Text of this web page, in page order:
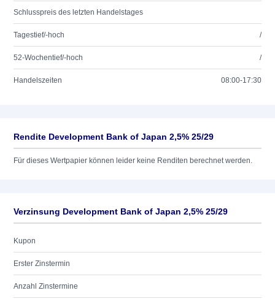
Schlusspreis des letzten Handelstages
Tagestief/-hoch /
52-Wochentief/-hoch /
Handelszeiten 08:00-17:30
Rendite Development Bank of Japan 2,5% 25/29
Für dieses Wertpapier können leider keine Renditen berechnet werden.
Verzinsung Development Bank of Japan 2,5% 25/29
Kupon
Erster Zinstermin
Anzahl Zinstermine